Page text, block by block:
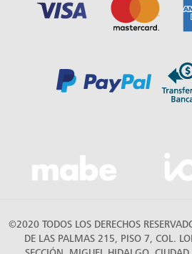
©2020 TODOS LOS DERECHOS
DE LAS PALMAS 215, PISO 7, COL.